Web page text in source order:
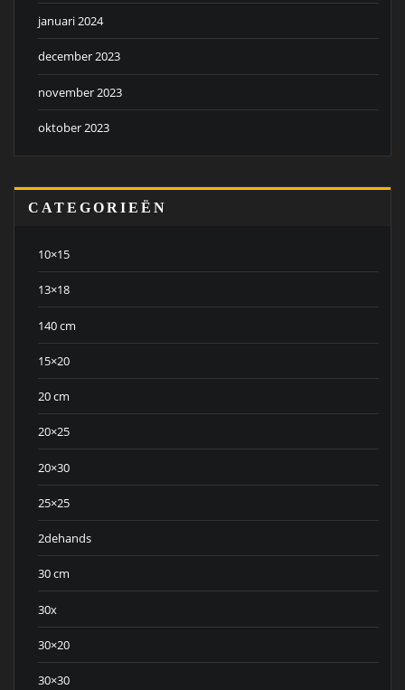
januari 2024
december 2023
november 2023
oktober 2023
CATEGORIEËN
10×15
13×18
140 cm
15×20
20 cm
20×25
20×30
25×25
2dehands
30 cm
30x
30×20
30×30